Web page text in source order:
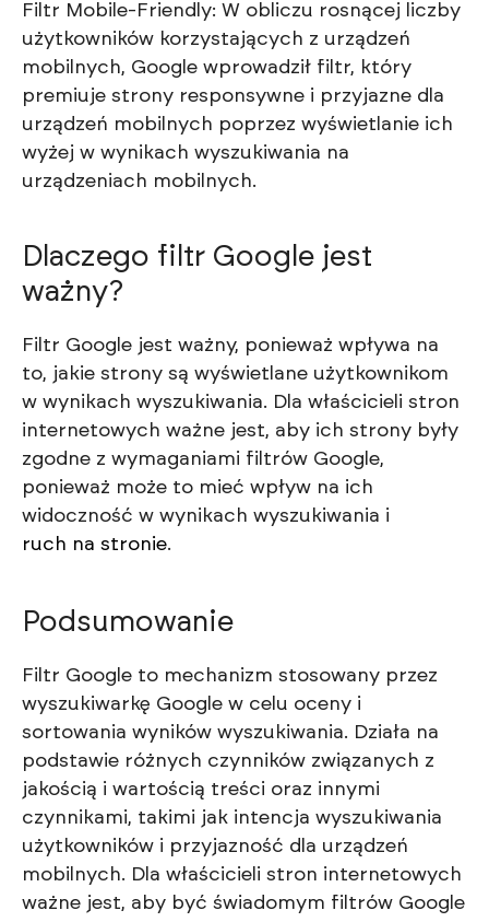
Filtr Mobile-Friendly: W obliczu rosnącej liczby
użytkowników korzystających z urządzeń
mobilnych, Google wprowadził filtr, który
premiuje strony responsywne i przyjazne dla
urządzeń mobilnych poprzez wyświetlanie ich
wyżej w wynikach wyszukiwania na
urządzeniach mobilnych.
Dlaczego filtr Google jest
ważny?
Filtr Google jest ważny, ponieważ wpływa na
to, jakie strony są wyświetlane użytkownikom
w wynikach wyszukiwania. Dla właścicieli stron
internetowych ważne jest, aby ich strony były
zgodne z wymaganiami filtrów Google,
ponieważ może to mieć wpływ na ich
widoczność w wynikach wyszukiwania i
ruch na stronie.
Podsumowanie
Filtr Google to mechanizm stosowany przez
wyszukiwarkę Google w celu oceny i
sortowania wyników wyszukiwania. Działa na
podstawie różnych czynników związanych z
jakością i wartością treści oraz innymi
czynnikami, takimi jak intencja wyszukiwania
użytkowników i przyjazność dla urządzeń
mobilnych. Dla właścicieli stron internetowych
ważne jest, aby być świadomym filtrów Google